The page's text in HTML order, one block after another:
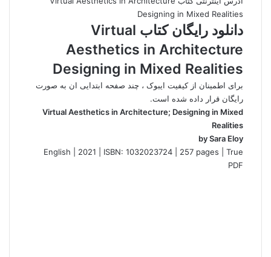
Designing in Mixed Realities
دانلود رایگان کتاب Virtual
Aesthetics in Architecture
Designing in Mixed Realities
برای اطمینان از کیفیت ایبوک ، چند صفحه ابتدایی ان به صورت
رایگان قرار داده شده است.
Virtual Aesthetics in Architecture; Designing in Mixed
Realities
by Sara Eloy
English | 2021 | ISBN: 1032023724 | 257 pages | True
PDF